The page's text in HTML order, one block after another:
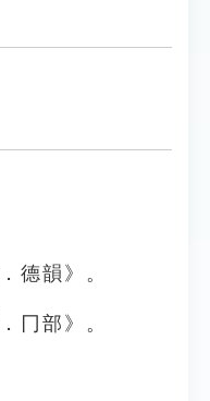
德韻》。
冂部》。